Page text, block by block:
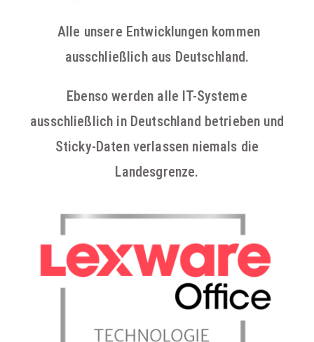
Alle unsere Entwicklungen kommen
ausschließlich aus Deutschland.
Ebenso werden alle IT-Systeme
ausschließlich in Deutschland betrieben und
Sticky-Daten verlassen niemals die
Landesgrenze.